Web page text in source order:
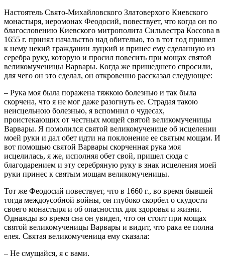
Настоятель Свято-Михайловского Златоверхого Киевского
монастыря, иеромонах Феодосий, повествует, что когда он по
благословению Киевского митрополита Сильвестра Коссова в
1655 г. принял начальство над обителью, то в тот год пришел
к нему некий гражданин луцкий и принес ему сделанную из
серебра руку, которую и просил повесить при мощах святой
великомученицы Варвары. Когда же пришедшего спросили,
для чего он это сделал, он откровенно рассказал следующее:
– Рука моя была поражена тяжкою болезнью и так была
скорчена, что я не мог даже разогнуть ее. Страдая такою
неисцельною болезнью, я вспомнил о чудесах,
проистекающих от честных мощей святой великомученицы
Варвары. Я помолился святой великомученице об исцелении
моей руки и дал обет идти на поклонение ее святым мощам. И
вот помощью святой Варвары скорченная рука моя
исцелилась, я же, исполняя обет свой, пришел сюда с
благодарением и эту серебряную руку в знак исцеления моей
руки принес к святым мощам великомученицы.
Тот же Феодосий повествует, что в 1660 г., во время бывшей
тогда междоусобной войны, он глубоко скорбел о скудости
своего монастыря и об опасностях для здоровья и жизни.
Однажды во время сна он увидел, что он стоит при мощах
святой великомученицы Варвары и видит, что рака ее полна
елея. Святая великомученица ему сказала:
– Не смущайся, я с вами.